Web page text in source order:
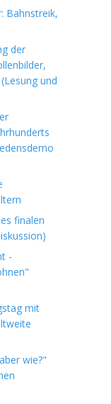
Bahnstreik,
der
und
finalen
-
mit
wie?"